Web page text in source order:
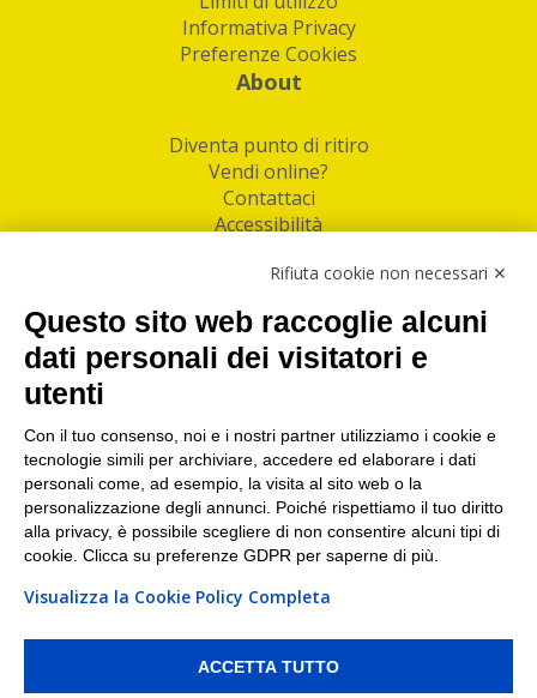
Informativa Privacy
Preferenze Cookies
About
Diventa punto di ritiro
Vendi online?
Contattaci
Accessibilità
Facebook
Linkedin
I nostri punti di ritiro e spedizione pacchi nelle
maggiori città italiane
Torino|Milano|Roma|Bologna|Firenze| Genova
Napoli|Varese
PI/CF/N°Iscr.: 10821360012 | REA: RM 1494760 | Cap.Soc.: 50.000€ |
Whistleblowing|Privacy |Preferenze Cookies
Rifiuta cookie non necessari ✕
Questo sito web raccoglie alcuni
dati personali dei visitatori e
utenti
Con il tuo consenso, noi e i nostri partner utilizziamo i cookie e
tecnologie simili per archiviare, accedere ed elaborare i dati
personali come, ad esempio, la visita al sito web o la
personalizzazione degli annunci. Poiché rispettiamo il tuo diritto
alla privacy, è possibile scegliere di non consentire alcuni tipi di
cookie. Clicca su preferenze GDPR per saperne di più.
Visualizza la Cookie Policy Completa
ACCETTA TUTTO